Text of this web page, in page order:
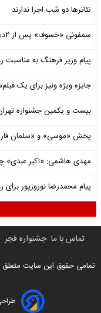
تئاترها دو شب اجرا ندارند
سمفونی «خسوف» پس از ۲دهه در قلب تهران طنین انداز شد
پیام وزیر فرهنگ به مناسبت
جایزه ویژه ونیز برای یک
بیست و یکمین جشنواره
پخش «موسی» و «سلمان
مهدی هاشمی: «اکبر عبدی»
پیام محمدرضا نوروزپور برای
تماس با ما جشنواره فجر
تمامی حقوق این سایت متعلق